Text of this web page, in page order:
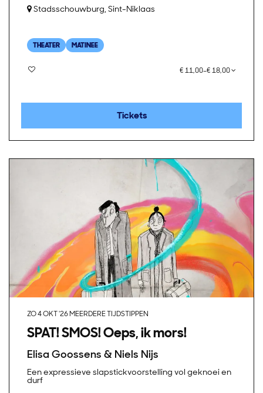
Stadsschouwburg, Sint-Niklaas
THEATER MATINEE
€ 11,00–€ 18,00
Tickets
SPAT! SMOS! Oeps, ik mors!
Elisa Goossens & Niels Nijs
ZO 4 OKT '26MEERDERE TIJDSTIPPEN
Een expressieve slapstickvoorstelling vol geknoei en
durf